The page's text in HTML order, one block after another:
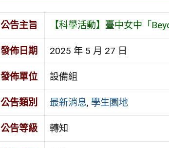
公告主旨 【科學活動】臺中女中「
發佈日期 2025 年 5 月 27 日
發佈單位 設備組
公告類別 最新消息, 學生園地
公告等級 轉知